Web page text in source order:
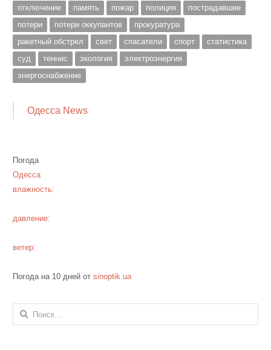
отключение
память пожар полиция
пострадавшие
потери
потери оккупантов
прокуратура
ракетный обстрел
свет спасатели спорт
статистика
суд
теннис экология
электроэнергия
энергоснабжение
Одесса News
Погода
Одесса
влажность:
давление:
ветер:
Погода на 10 дней от sinoptik.ua
Найти: